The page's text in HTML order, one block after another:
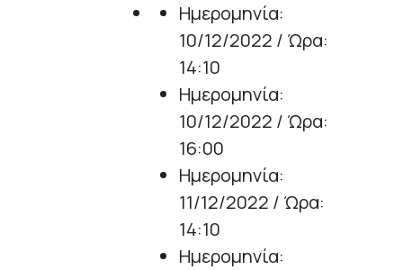
Ημερομηνία:
10/12/2022 / Ώρα:
14:10
Ημερομηνία:
10/12/2022 / Ώρα:
16:00
Ημερομηνία:
11/12/2022 / Ώρα:
14:10
Ημερομηνία: